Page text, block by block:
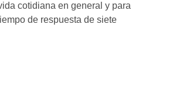
cotidiana en general y para
de respuesta de siete